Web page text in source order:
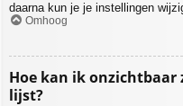
daarna kun je je instellingen
Omhoog
Hoe kan ik
lijst?